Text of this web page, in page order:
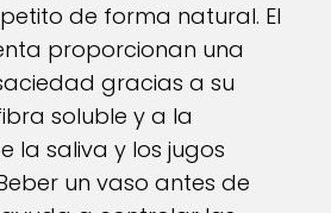
de forma natural. El
proporcionan una
gracias a su
soluble y a la
la saliva y los jugos
un vaso antes de